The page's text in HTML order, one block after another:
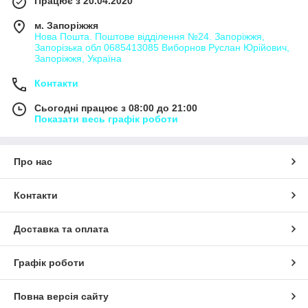
м. Запоріжжя
Нова Пошта. Поштове відділення №24. Запоріжжя,
Запорізька обл 0685413085 Виборнов Руслан Юрійович,
Запоріжжя, Україна
Контакти
Сьогодні працює з 08:00 до 21:00
Показати весь графік роботи
Про нас
Контакти
Доставка та оплата
Графік роботи
Повна версія сайту